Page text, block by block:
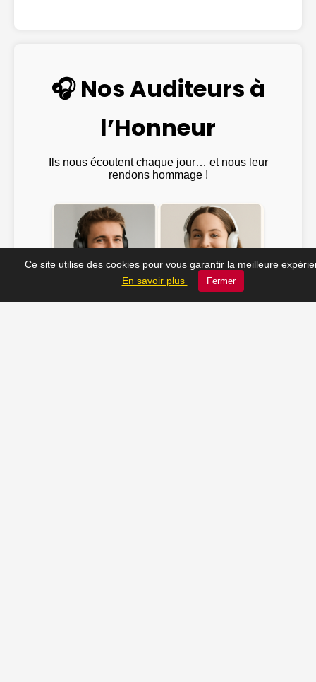
🎧 Nos Auditeurs à
l’Honneur
Ils nous écoutent chaque jour… et nous leur
rendons hommage !
Ce site utilise des cookies pour vous garantir la meilleure
En savoir plus
Fermer